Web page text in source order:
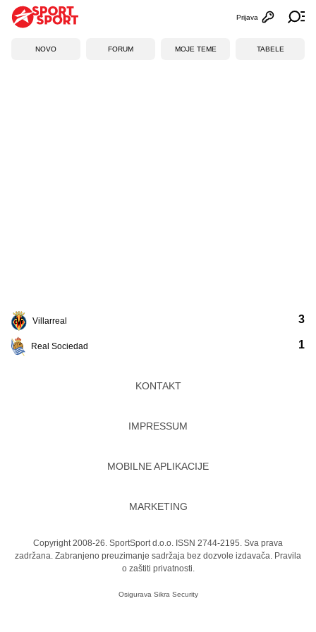
Otvori
Prijava
NOVO FORUM MOJE TEME TABELE
Villarreal
Real Sociedad
3
1
KONTAKT
IMPRESSUM
MOBILNE APLIKACIJE
MARKETING
Copyright 2008-26. SportSport d.o.o. ISSN 2744-2195. Sva prava
zadržana. Zabranjeno preuzimanje sadržaja bez dozvole izdavača. Pravila
o zaštiti privatnosti.
Osigurava Sikra Security